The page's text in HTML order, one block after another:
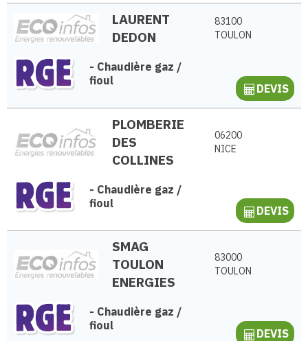
LAURENT
DEDON
83100
TOULON
- Chaudière gaz /
fioul
DEVIS
PLOMBERIE
DES
COLLINES
06200
NICE
- Chaudière gaz /
fioul
DEVIS
SMAG
TOULON
ENERGIES
83000
TOULON
- Chaudière gaz /
fioul
DEVIS